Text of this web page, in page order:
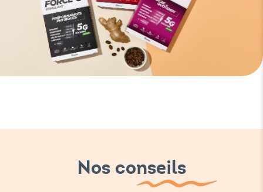
Nos conseils